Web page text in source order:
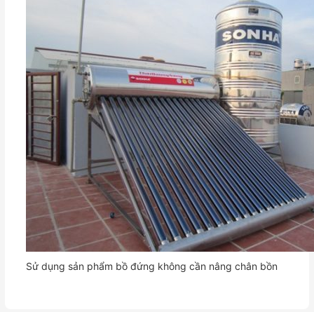
Sử dụng sản phẩm bồ đứng không cần nâng chân bồn